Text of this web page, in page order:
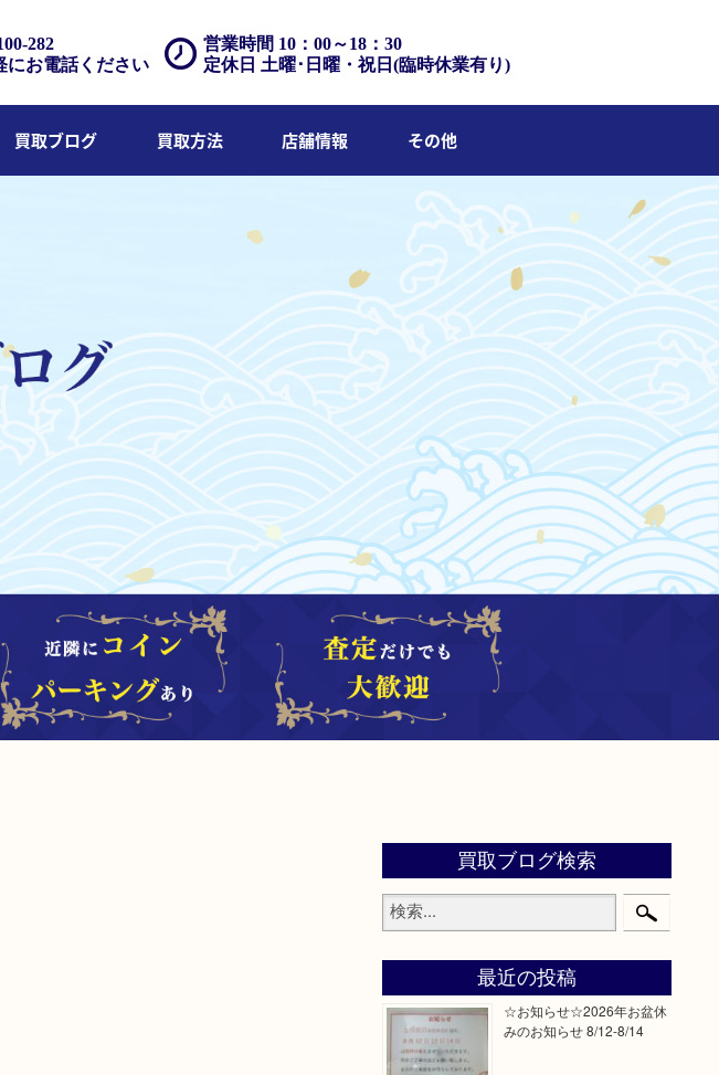
営業時間 10：00～18：30
定休日 土曜･日曜・祝日(臨時休業有り)
282
にお電話ください
買取ブログ 買取方法 店舗情報 その他
買取ブログ検索
最近の投稿
☆お知らせ☆2026年お盆休
みのお知らせ 8/12-8/14